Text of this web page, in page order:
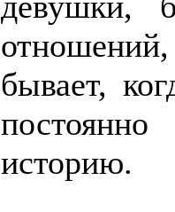
бывает,
историю.